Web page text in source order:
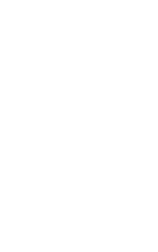
Ürün
Ürün fiyatı
Bu ürüne